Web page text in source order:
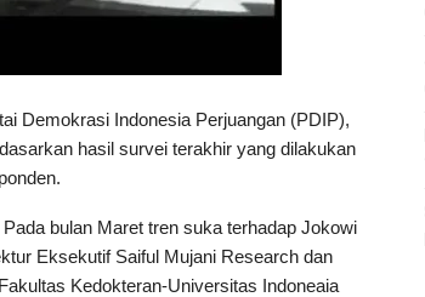
Demokrasi Indonesia Perjuangan (PDIP),
hasil survei terakhir yang dilakukan
bulan Maret tren suka terhadap Jokowi
Eksekutif Saiful Mujani Research dan
Kedokteran-Universitas Indoneaia